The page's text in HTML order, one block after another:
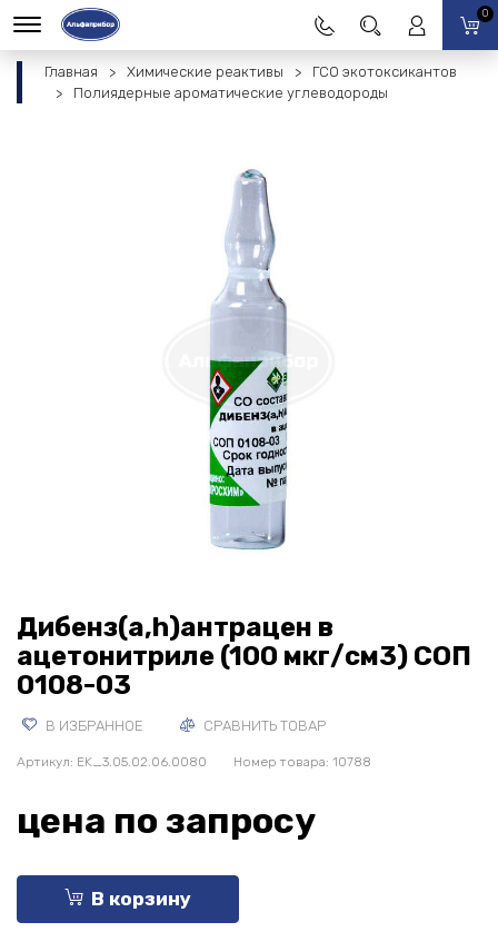
0
Главная Химические реактивы
ГСО экотоксикантов
Полиядерные ароматические углеводороды
Дибенз(a,h)антрацен в
ацетонитриле (100 мкг/см3) СОП
0108-03
В ИЗБРАННОЕ СРАВНИТЬ ТОВАР
Артикул: EK_3.05.02.06.0080 Номер товара: 10788
цена по запросу
В корзину